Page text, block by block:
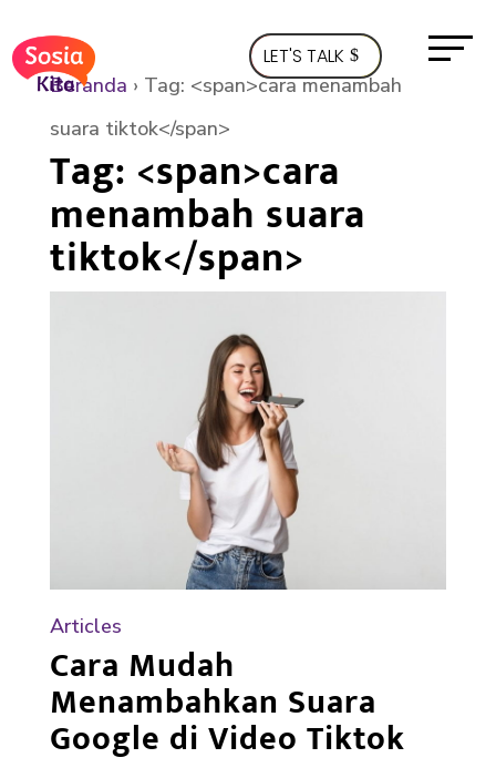
LET'S TALK
Beranda › Tag: <span>cara menambah
suara tiktok</span>
Tag: <span>cara
menambah suara
tiktok</span>
Articles
Cara Mudah
Menambahkan Suara
Google di Video Tiktok